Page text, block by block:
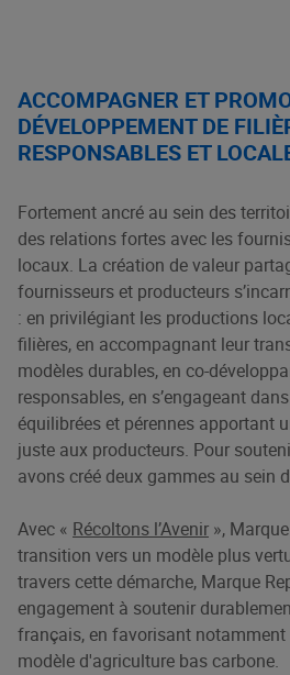
ACCOMPAGNER ET
DÉVELOPPEMENT DE
RESPONSABLES ET
Fortement ancré au sein des
des relations fortes avec les
locaux. La création de valeur
fournisseurs et producteurs
: en privilégiant les productions
filières, en accompagnant leur
modèles durables, en co-
responsables, en s’engageant
équilibrées et pérennes apportant
juste aux producteurs. Pour
avons créé deux gammes au sein
Avec « Récoltons l’Avenir »,
transition vers un modèle plus
travers cette démarche, Marque
engagement à soutenir
français, en favorisant
modèle d'agriculture bas carbone.